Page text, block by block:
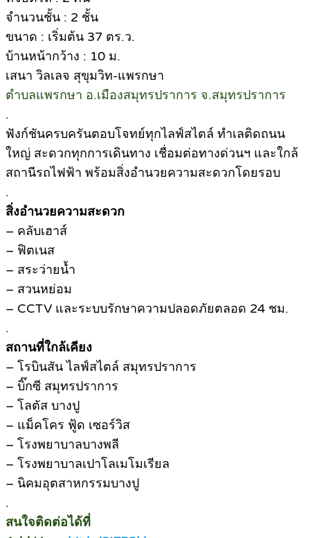
จำนวนชั้น : 2 ชั้น
ขนาด : เริ่มต้น 37 ตร.ว.
บ้านหน้ากว้าง : 10 ม.
เสนา วิลเลจ สุขุมวิท-แพรกษา
ตำบลแพรกษา อ.เมืองสมุทรปราการ จ.สมุทรปราการ
.
ฟังก์ชันครบครันตอบโจทย์ทุกไลฟ์สไตล์ ทำเลติดถนน
ใหญ่ สะดวกทุกการเดินทาง เชื่อมต่อทางด่วนฯ และใกล้
สถานีรถไฟฟ้า พร้อมสิ่งอำนวยความสะดวกโดยรอบ
.
สิ่งอำนวยความสะดวก
– คลับเฮาส์
– ฟิตเนส
– สระว่ายน้ำ
– สวนหย่อม
– CCTV และระบบรักษาความปลอดภัยตลอด 24 ชม.
.
สถานที่ใกล้เคียง
– โรบินสัน ไลฟ์สไตล์ สมุทรปราการ
– บิ๊กซี สมุทรปราการ
– โลตัส บางปู
– แม็คโคร ฟู้ด เซอร์วิส
– โรงพยาบาลบางพลี
– โรงพยาบาลเปาโลเมโมเรียล
– นิคมอุตสาหกรรมบางปู
.
สนใจติดต่อได้ที่